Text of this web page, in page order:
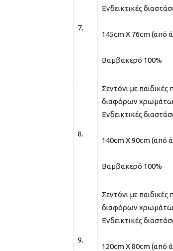
7.
Ενδεικτικές
145cm Χ 76cm (από
Βαμβακερό 100%
8.
Σεντόνι με παιδικές
διαφόρων
Ενδεικτικές
140cm Χ 90cm (από
Βαμβακερό 100%
9.
Σεντόνι με παιδικές
διαφόρων
Ενδεικτικές
120cm Χ 80cm (από